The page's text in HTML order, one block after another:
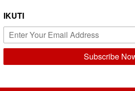
IKUTI